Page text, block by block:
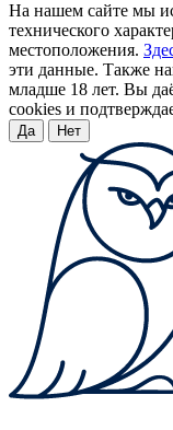
На нашем сайте мы
технического
местоположения.
эти данные. Также
младше 18 лет. Вы
cookies и
Да Нет